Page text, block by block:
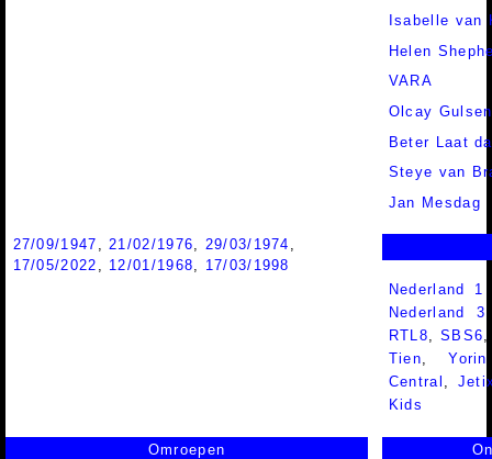
Isabelle van
Helen
VARA
Olcay Gulsen
Beter Laat
Steye van
Jan Mesdag
27/09/1947 ,21/02/1976, 29/03/1974 ,
17/05/2022 , 12/01/1968, 17/03/1998
Nederland 1
Nederland
RTL8 ,SBS6
Tien ,Yorin
Central
Kids
Omroepen